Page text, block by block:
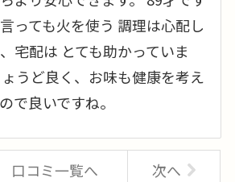
っても火を使う 調理は心配し
宅配は とても助かっていま
うど良く、お味も健康を考え
で良いですね。
口コミ一覧へ 次へ